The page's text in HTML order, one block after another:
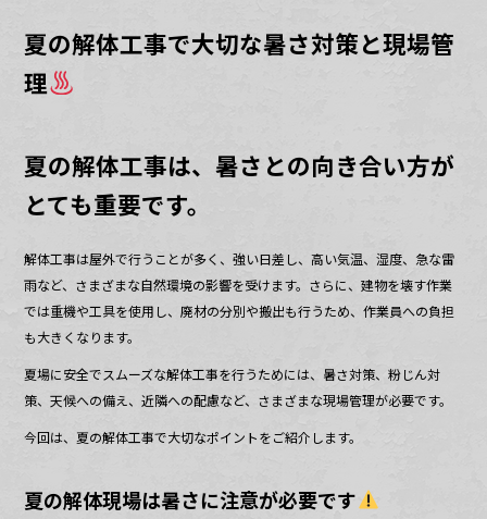
b
o
k
夏の解体工事で大切な暑さ対策と現場管
理
夏の解体工事は、暑さとの向き合い方が
とても重要です。
解体工事は屋外で行うことが多く、強い日差し、高い気温、湿度、急な雷
雨など、さまざまな自然環境の影響を受けます。さらに、建物を壊す作業
では重機や工具を使用し、廃材の分別や搬出も行うため、作業員への負担
も大きくなります。
夏場に安全でスムーズな解体工事を行うためには、暑さ対策、粉じん対
策、天候への備え、近隣への配慮など、さまざまな現場管理が必要です。
今回は、夏の解体工事で大切なポイントをご紹介します。
夏の解体現場は暑さに注意が必要です